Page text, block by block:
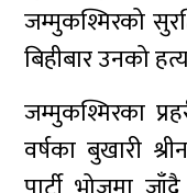
जम्मुकश्मिरको
बिहीबार उनको
जम्मुकश्मिरका
वर्षका बुखारी